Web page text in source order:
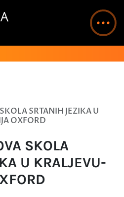
SRTANIH JEZIKA U
OXFORD
SKOLA
U KRALJEVU-